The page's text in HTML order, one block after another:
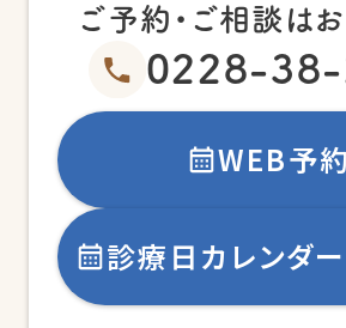
ご予約・ご相談はお
0228-
WEB予約
診療日カレンダ